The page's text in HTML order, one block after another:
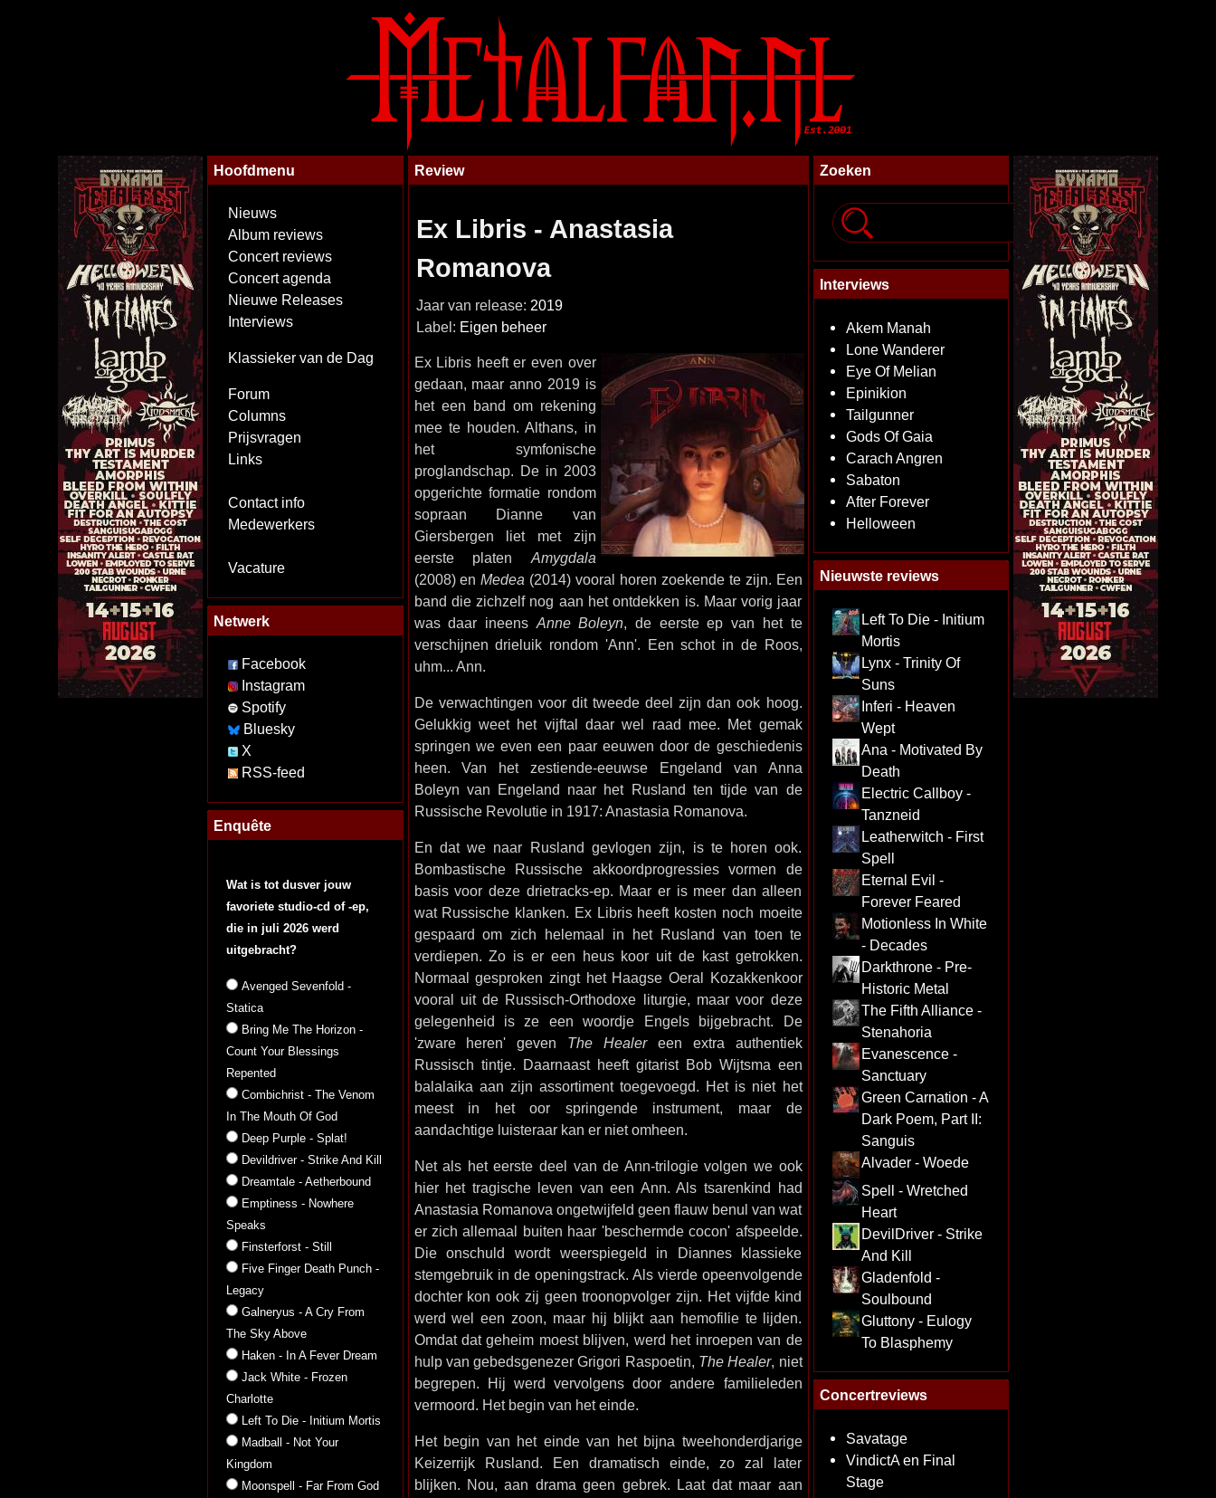
Hoofdmenu
Nieuws
Album reviews
Concert reviews
Concert agenda
Nieuwe Releases
Interviews
Klassieker van de Dag
Forum
Columns
Prijsvragen
Links
Contact info
Medewerkers
Vacature
Netwerk
Facebook
Instagram
Spotify
Bluesky
X
RSS-feed
Enquête
Wat is tot dusver jouw
favoriete studio-cd of -ep,
die in juli 2026 werd
uitgebracht?
Avenged Sevenfold -
Statica
Bring Me The Horizon -
Count Your Blessings
Repented
Combichrist - The Venom
In The Mouth Of God
Deep Purple - Splat!
Devildriver - Strike And Kill
Dreamtale - Aetherbound
Emptiness - Nowhere
Speaks
Finsterforst - Still
Five Finger Death Punch -
Legacy
Galneryus - A Cry From
The Sky Above
Haken - In A Fever Dream
Jack White - Frozen
Charlotte
Left To Die - Initium Mortis
Madball - Not Your
Kingdom
Moonspell - Far From God
Review
Ex Libris - Anastasia
Romanova
Jaar van release: 2019
Label: Eigen beheer
Ex Libris heeft er even over
gedaan, maar anno 2019 is
het een band om rekening
mee te houden. Althans, in
het symfonische
proglandschap. De in 2003
opgerichte formatie rondom
sopraan Dianne van
Giersbergen liet met zijn
eerste platen Amygdala
(2008) enMedea (2014) vooral horen zoekende te zijn. Een
band die zichzelf nog aan het ontdekken is. Maar vorig jaar
was daar ineens Anne Boleyn, de eerste ep van het te
verschijnen drieluik rondom 'Ann'. Een schot in de Roos,
uhm... Ann.
De verwachtingen voor dit tweede deel zijn dan ook hoog.
Gelukkig weet het vijftal daar wel raad mee. Met gemak
springen we even een paar eeuwen door de geschiedenis
heen. Van het zestiende-eeuwse Engeland van Anna
Boleyn van Engeland naar het Rusland ten tijde van de
Russische Revolutie in 1917: Anastasia Romanova.
En dat we naar Rusland gevlogen zijn, is te horen ook.
Bombastische Russische akkoordprogressies vormen de
basis voor deze drietracks-ep. Maar er is meer dan alleen
wat Russische klanken. Ex Libris heeft kosten noch moeite
gespaard om zich helemaal in het Rusland van toen te
verdiepen. Zo is er een heus koor uit de kast getrokken.
Normaal gesproken zingt het Haagse Oeral Kozakkenkoor
vooral uit de Russisch-Orthodoxe liturgie, maar voor deze
gelegenheid is ze een woordje Engels bijgebracht. De
'zware heren' geven The Healereen extra authentiek
Russisch tintje. Daarnaast heeft gitarist Bob Wijtsma een
balalaika aan zijn assortiment toegevoegd. Het is niet het
meest in het oor springende instrument, maar de
aandachtige luisteraar kan er niet omheen.
Net als het eerste deel van de Ann-trilogie volgen we ook
hier het tragische leven van een Ann. Als tsarenkind had
Anastasia Romanova ongetwijfeld geen flauw benul van wat
er zich allemaal buiten haar 'beschermde cocon' afspeelde.
Die onschuld wordt weerspiegeld in Diannes klassieke
stemgebruik in de openingstrack. Als vierde opeenvolgende
dochter kon ook zij geen troonopvolger zijn. Het vijfde kind
werd wel een zoon, maar hij blijkt aan hemofilie te lijden.
Omdat dat geheim moest blijven, werd het inroepen van de
hulp van gebedsgenezer Grigori Raspoetin, The Healer, niet
begrepen. Hij werd vervolgens door andere familieleden
vermoord. Het begin van het einde.
Het begin van het einde van het bijna tweehonderdjarige
Keizerrijk Rusland. Een dramatisch einde, zo zal later
blijken. Nou, aan drama geen gebrek. Laat dat maar aan
Zoeken
Interviews
Akem Manah
Lone Wanderer
Eye Of Melian
Epinikion
Tailgunner
Gods Of Gaia
Carach Angren
Sabaton
After Forever
Helloween
Nieuwste reviews
Left To Die - Initium
Mortis
Lynx - Trinity Of
Suns
Inferi - Heaven
Wept
Ana - Motivated By
Death
Electric Callboy -
Tanzneid
Leatherwitch - First
Spell
Eternal Evil -
Forever Feared
Motionless In White
- Decades
Darkthrone - Pre-
Historic Metal
The Fifth Alliance -
Stenahoria
Evanescence -
Sanctuary
Green Carnation - A
Dark Poem, Part II:
Sanguis
Alvader - Woede
Spell - Wretched
Heart
DevilDriver - Strike
And Kill
Gladenfold -
Soulbound
Gluttony - Eulogy
To Blasphemy
Concertreviews
Savatage
VindictA en Final
Stage